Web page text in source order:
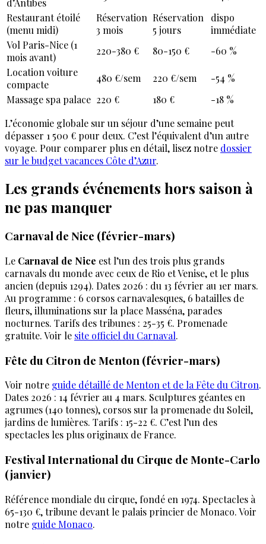
d’Antibes
Restaurant étoilé
(menu midi)
Réservation
3 mois
Réservation
5 jours
dispo
immédiate
Vol Paris-Nice (1
mois avant)
220-380 € 80-150 €
-60 %
Location voiture
compacte
480 €/sem 220 €/sem
-54 %
Massage spa palace 220 € 180 €
-18 %
L’économie globale sur un séjour d’une semaine peut
dépasser 1 500 € pour deux. C’est l’équivalent d’un autre
voyage. Pour comparer plus en détail, lisez notre dossier
sur le budget vacances Côte d’Azur.
Les grands événements hors saison à
ne pas manquer
Carnaval de Nice (février-mars)
Le Carnaval de Nice est l’un des trois plus grands
carnavals du monde avec ceux de Rio et Venise, et le plus
ancien (depuis 1294). Dates 2026 : du 13 février au 1er mars.
Au programme : 6 corsos carnavalesques, 6 batailles de
fleurs, illuminations sur la place Masséna, parades
nocturnes. Tarifs des tribunes : 25-35 €. Promenade
gratuite. Voir le site officiel du Carnaval.
Fête du Citron de Menton (février-mars)
Voir notre guide détaillé de Menton et de la Fête du Citron.
Dates 2026 : 14 février au 4 mars. Sculptures géantes en
agrumes (140 tonnes), corsos sur la promenade du Soleil,
jardins de lumières. Tarifs : 15-22 €. C’est l’un des
spectacles les plus originaux de France.
Festival International du Cirque de Monte-Carlo
(janvier)
Référence mondiale du cirque, fondé en 1974. Spectacles à
65-130 €, tribune devant le palais princier de Monaco. Voir
notre guide Monaco.